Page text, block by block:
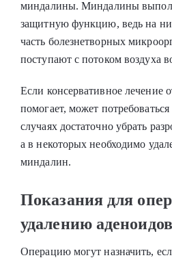
миндалины. Миндалины
защитную функцию, ведь на
часть болезнетворных
поступают с потоком воздуха
Если консервативное лечение
помогает, может
случаях достаточно убрать
а в некоторых необходимо
миндалин.
Показания для
удалению
Операцию могут назначить,